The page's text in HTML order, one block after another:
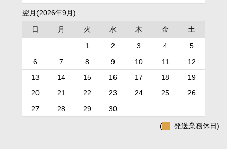
翌月(2026年9月)
日 月 火 水 木 金 土
1 2 3 4
5
6
7 8 9 10 11
12
13
14 15 16 17 18
19
20
21 22 23 24 25
26
27
28 29 30
( 発送業務休日)